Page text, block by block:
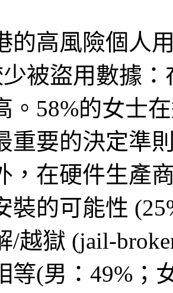
的高風險個人
少被盜用數據
。58%的女士
重要的決定準
，在硬件生產
裝的可能性
/越獄 (jail-
等(男：49%；